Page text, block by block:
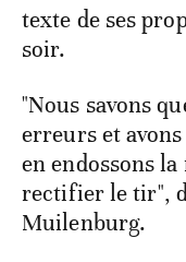
texte de ses
soir.
"Nous savons
erreurs et
en endossons
rectifier le tir",
Muilenburg.